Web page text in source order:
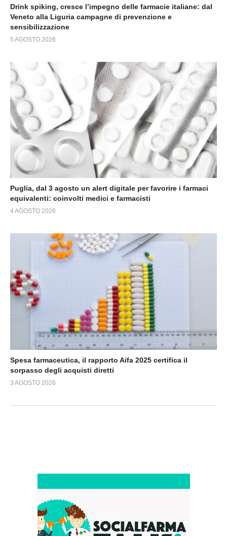
Drink spiking, cresce l’impegno delle farmacie italiane: dal
Veneto alla Liguria campagne di prevenzione e
sensibilizzazione
5 AGOSTO 2026
Puglia, dal 3 agosto un alert digitale per favorire i farmaci
equivalenti: coinvolti medici e farmacisti
4 AGOSTO 2026
Spesa farmaceutica, il rapporto Aifa 2025 certifica il
sorpasso degli acquisti diretti
3 AGOSTO 2026